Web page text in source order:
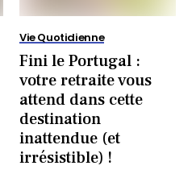
Vie Quotidienne
Fini le Portugal :
votre retraite vous
attend dans cette
destination
inattendue (et
irrésistible) !